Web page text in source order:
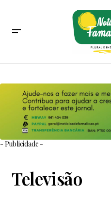
- Publicidade -
Televisão